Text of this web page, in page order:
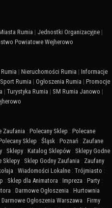
Rumia | Jednostki Organizacyjne |
Powiatowe Wejherowo
| Nieruchomości Rumia | Informacje
Sport Rumia | Ogłoszenia Rumia | Promocje
| Turystyka Rumia | SM Rumia Janowo |
Zaufania : Polecany Sklep : Polecane
Sklep : Śląsk : Poznań : Zaufane
: Sklepy : Katalog Sklepów : Sklepy Godne
Sklepy : Sklep Godny Zaufania : Zaufany
: Wiadomości Lokalne : Trójmiasto :
: Sklep dla Animatora : Impreza : Party :
: Darmowe Ogłoszenia : Hurtownia
Darmowe Ogłoszenia Warszawa : Firmy